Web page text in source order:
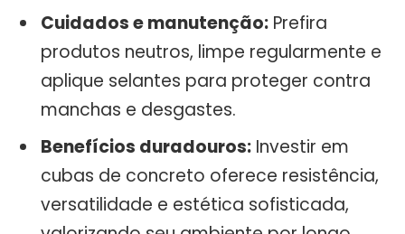
Cuidados e manutenção: Prefira
produtos neutros, limpe regularmente e
aplique selantes para proteger contra
manchas e desgastes.
Benefícios duradouros: Investir em
cubas de concreto oferece resistência,
versatilidade e estética sofisticada,